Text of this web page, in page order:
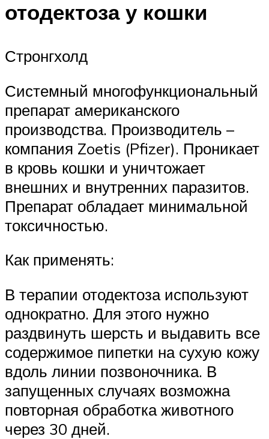
отодектоза у кошки
Стронгхолд
Системный многофункциональный
препарат американского
производства. Производитель –
компания Zoetis (Pfizer). Проникает
в кровь кошки и уничтожает
внешних и внутренних паразитов.
Препарат обладает минимальной
токсичностью.
Как применять:
В терапии отодектоза используют
однократно. Для этого нужно
раздвинуть шерсть и выдавить все
содержимое пипетки на сухую кожу
вдоль линии позвоночника. В
запущенных случаях возможна
повторная обработка животного
через 30 дней.